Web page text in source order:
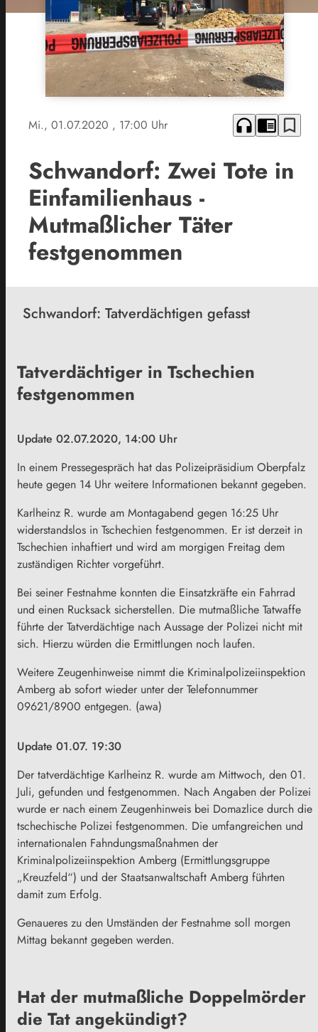
Mi., 01.07.2020 , 17:00 Uhr headphones chrome_reader_mode bookmark_border
Schwandorf: Zwei Tote in
Einfamilienhaus -
Mutmaßlicher Täter
festgenommen
Schwandorf: Tatverdächtigen gefasst
Tatverdächtiger in Tschechien
festgenommen
Update 02.07.2020, 14:00 Uhr
In einem Pressegespräch hat das Polizeipräsidium Oberpfalz
heute gegen 14 Uhr weitere Informationen bekannt gegeben.
Karlheinz R. wurde am Montagabend gegen 16:25 Uhr
widerstandslos in Tschechien festgenommen. Er ist derzeit in
Tschechien inhaftiert und wird am morgigen Freitag dem
zuständigen Richter vorgeführt.
Bei seiner Festnahme konnten die Einsatzkräfte ein Fahrrad
und einen Rucksack sicherstellen. Die mutmaßliche Tatwaffe
führte der Tatverdächtige nach Aussage der Polizei nicht mit
sich. Hierzu würden die Ermittlungen noch laufen.
Weitere Zeugenhinweise nimmt die Kriminalpolizeiinspektion
Amberg ab sofort wieder unter der Telefonnummer
09621/8900 entgegen. (awa)
Update 01.07. 19:30
Der tatverdächtige Karlheinz R. wurde am Mittwoch, den 01.
Juli, gefunden und festgenommen. Nach Angaben der Polizei
wurde er nach einem Zeugenhinweis bei Domazlice durch die
tschechische Polizei festgenommen. Die umfangreichen und
internationalen Fahndungsmaßnahmen der
Kriminalpolizeiinspektion Amberg (Ermittlungsgruppe
„Kreuzfeld“) und der Staatsanwaltschaft Amberg führten
damit zum Erfolg.
Genaueres zu den Umständen der Festnahme soll morgen
Mittag bekannt gegeben werden.
Hat der mutmaßliche Doppelmörder
die Tat angekündigt?